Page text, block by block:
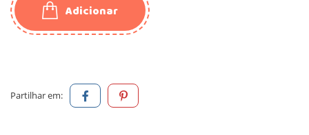
Adicionar
Partilhar em: